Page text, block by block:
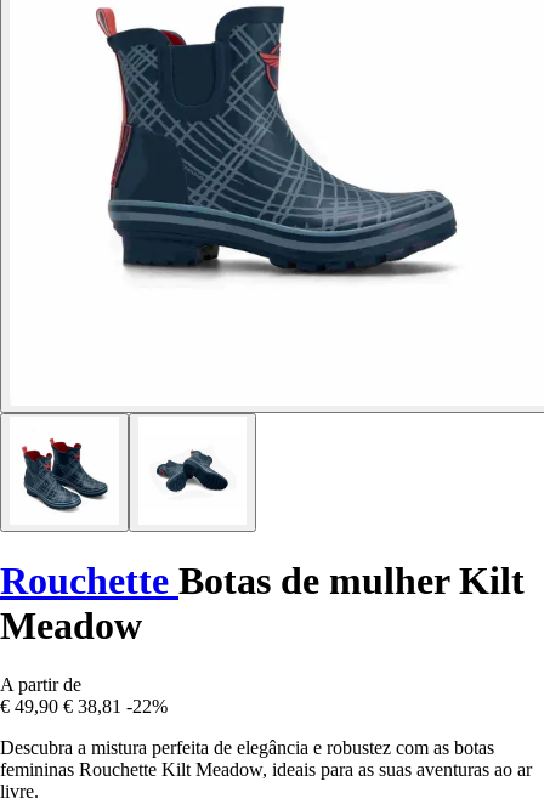
Rouchette Botas de mulher Kilt
Meadow
A partir de
€ 49,90 € 38,81 -22%
Descubra a mistura perfeita de elegância e robustez com as botas
femininas Rouchette Kilt Meadow, ideais para as suas aventuras ao ar
livre.